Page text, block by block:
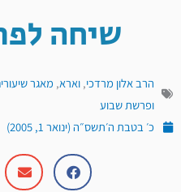
שיחה
הרב אלון מרדכי, וארא, מאגר
ופרשת שבוע
כ׳ בטבת ה׳תשס״ה (ינואר 1, 2005)